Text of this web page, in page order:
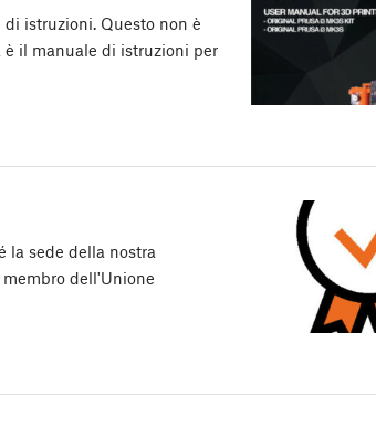
istruzioni. Questo non è
il manuale di istruzioni per
la sede della nostra
dell'Unione